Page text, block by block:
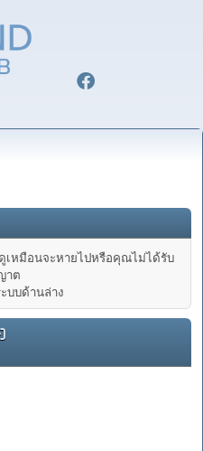
หมือนจะหายไปหรือคุณไม่ได้รับ
าต
บบด้านล่าง